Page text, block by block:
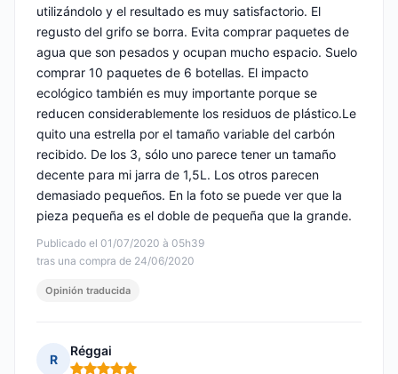
Publicado el 01/07/2020 à 05h39
tras una compra de 24/06/2020
utilizándolo y el resultado es muy satisfactorio. El
regusto del grifo se borra. Evita comprar paquetes de
agua que son pesados y ocupan mucho espacio. Suelo
comprar 10 paquetes de 6 botellas. El impacto
ecológico también es muy importante porque se
reducen considerablemente los residuos de plástico.Le
quito una estrella por el tamaño variable del carbón
recibido. De los 3, sólo uno parece tener un tamaño
decente para mi jarra de 1,5L. Los otros parecen
demasiado pequeños. En la foto se puede ver que la
pieza pequeña es el doble de pequeña que la grande.
Opinión traducida
R
Réggai